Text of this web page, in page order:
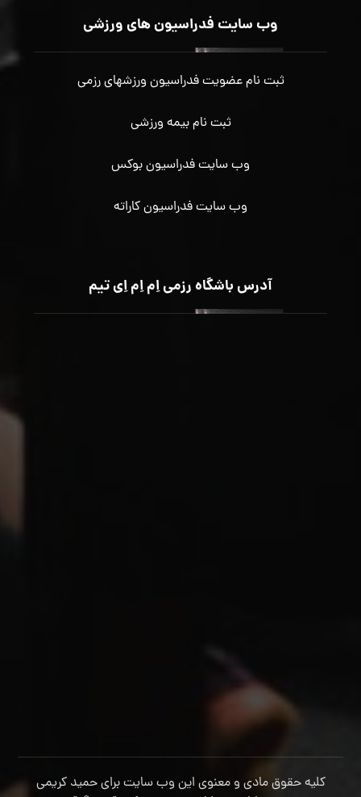
وب سایت فدراسیون های ورزشی
ثبت نام عضویت فدراسیون ورزشهای رزمی
ثبت نام بیمه ورزشی
وب سایت فدراسیون بوکس
وب سایت فدراسیون کاراته
آدرس باشگاه رزمی اِم اِم اِی تیم
کلیه حقوق مادی و معنوی این وب سایت برای حمید کریمی